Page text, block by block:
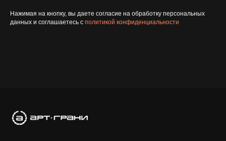
Нажимая на кнопку, вы даете согласие на обработку персональных
данных и соглашаетесь c политикой конфиденциальности